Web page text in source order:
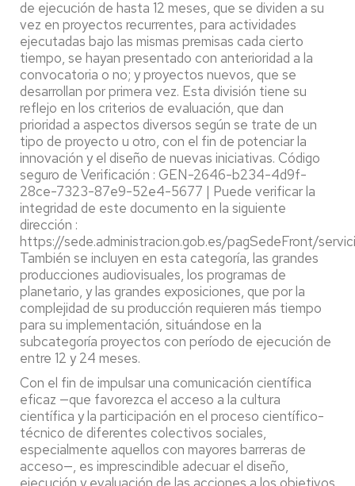
de ejecución de hasta 12 meses, que se dividen a su
vez en proyectos recurrentes, para actividades
ejecutadas bajo las mismas premisas cada cierto
tiempo, se hayan presentado con anterioridad a la
convocatoria o no; y proyectos nuevos, que se
desarrollan por primera vez. Esta división tiene su
reflejo en los criterios de evaluación, que dan
prioridad a aspectos diversos según se trate de un
tipo de proyecto u otro, con el fin de potenciar la
innovación y el diseño de nuevas iniciativas. Código
seguro de Verificación : GEN-2646-b234-4d9f-
28ce-7323-87e9-52e4-5677 | Puede verificar la
integridad de este documento en la siguiente
dirección :
https://sede.administracion.gob.es/pagSedeFront/
También se incluyen en esta categoría, las grandes
producciones audiovisuales, los programas de
planetario, y las grandes exposiciones, que por la
complejidad de su producción requieren más tiempo
para su implementación, situándose en la
subcategoría proyectos con período de ejecución de
entre 12 y 24 meses.
Con el fin de impulsar una comunicación científica
eficaz —que favorezca el acceso a la cultura
científica y la participación en el proceso científico-
técnico de diferentes colectivos sociales,
especialmente aquellos con mayores barreras de
acceso—, es imprescindible adecuar el diseño,
ejecución y evaluación de las acciones a los objetivos